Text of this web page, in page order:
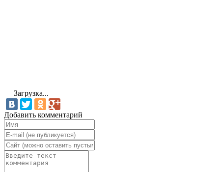
Загрузка...
Добавить комментарий